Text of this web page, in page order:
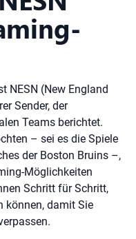
NESN (New England
Sender, der
Teams berichtet.
– sei es die Spiele
der Boston Bruins –,
Möglichkeiten
Schritt für Schritt,
können, damit Sie